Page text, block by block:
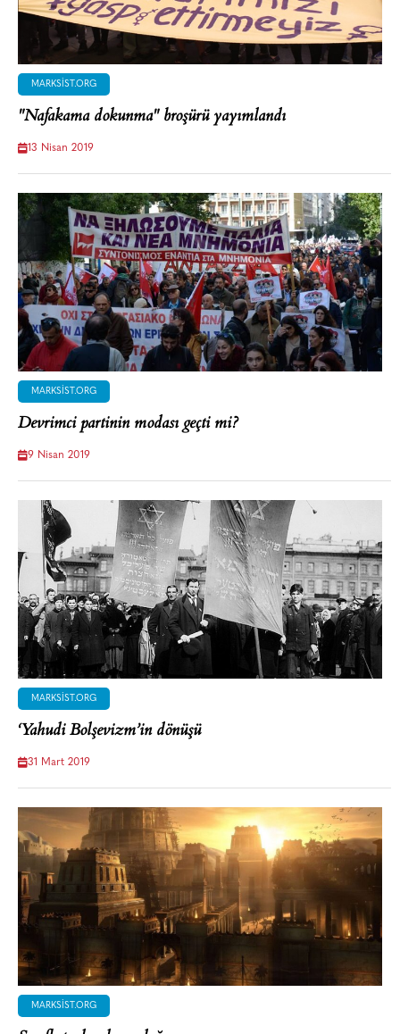
MARKSIST.ORG
"Nafakama dokunma" broşürü yayımlandı
13 Nisan 2019
MARKSIST.ORG
Devrimci partinin modası geçti mi?
9 Nisan 2019
MARKSIST.ORG
‘Yahudi Bolşevizm’in dönüşü
31 Mart 2019
MARKSIST.ORG